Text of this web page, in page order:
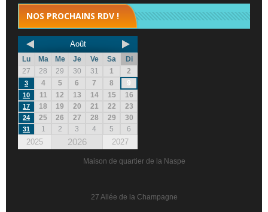
NOS PROCHAINS RDV !
Août
Lu Ma Me Je Ve Sa
Di
27
28 29 30 31 1 2
3 4 5 6 7 8 9
10 11 12 13 14 15 16
17 18 19 20 21 22 23
24 25 26 27 28 29 30
31 1 2 3 4 5 6
2025 2026 2027
Maison de quartier de la Naspe
27 Allée de la Champagne